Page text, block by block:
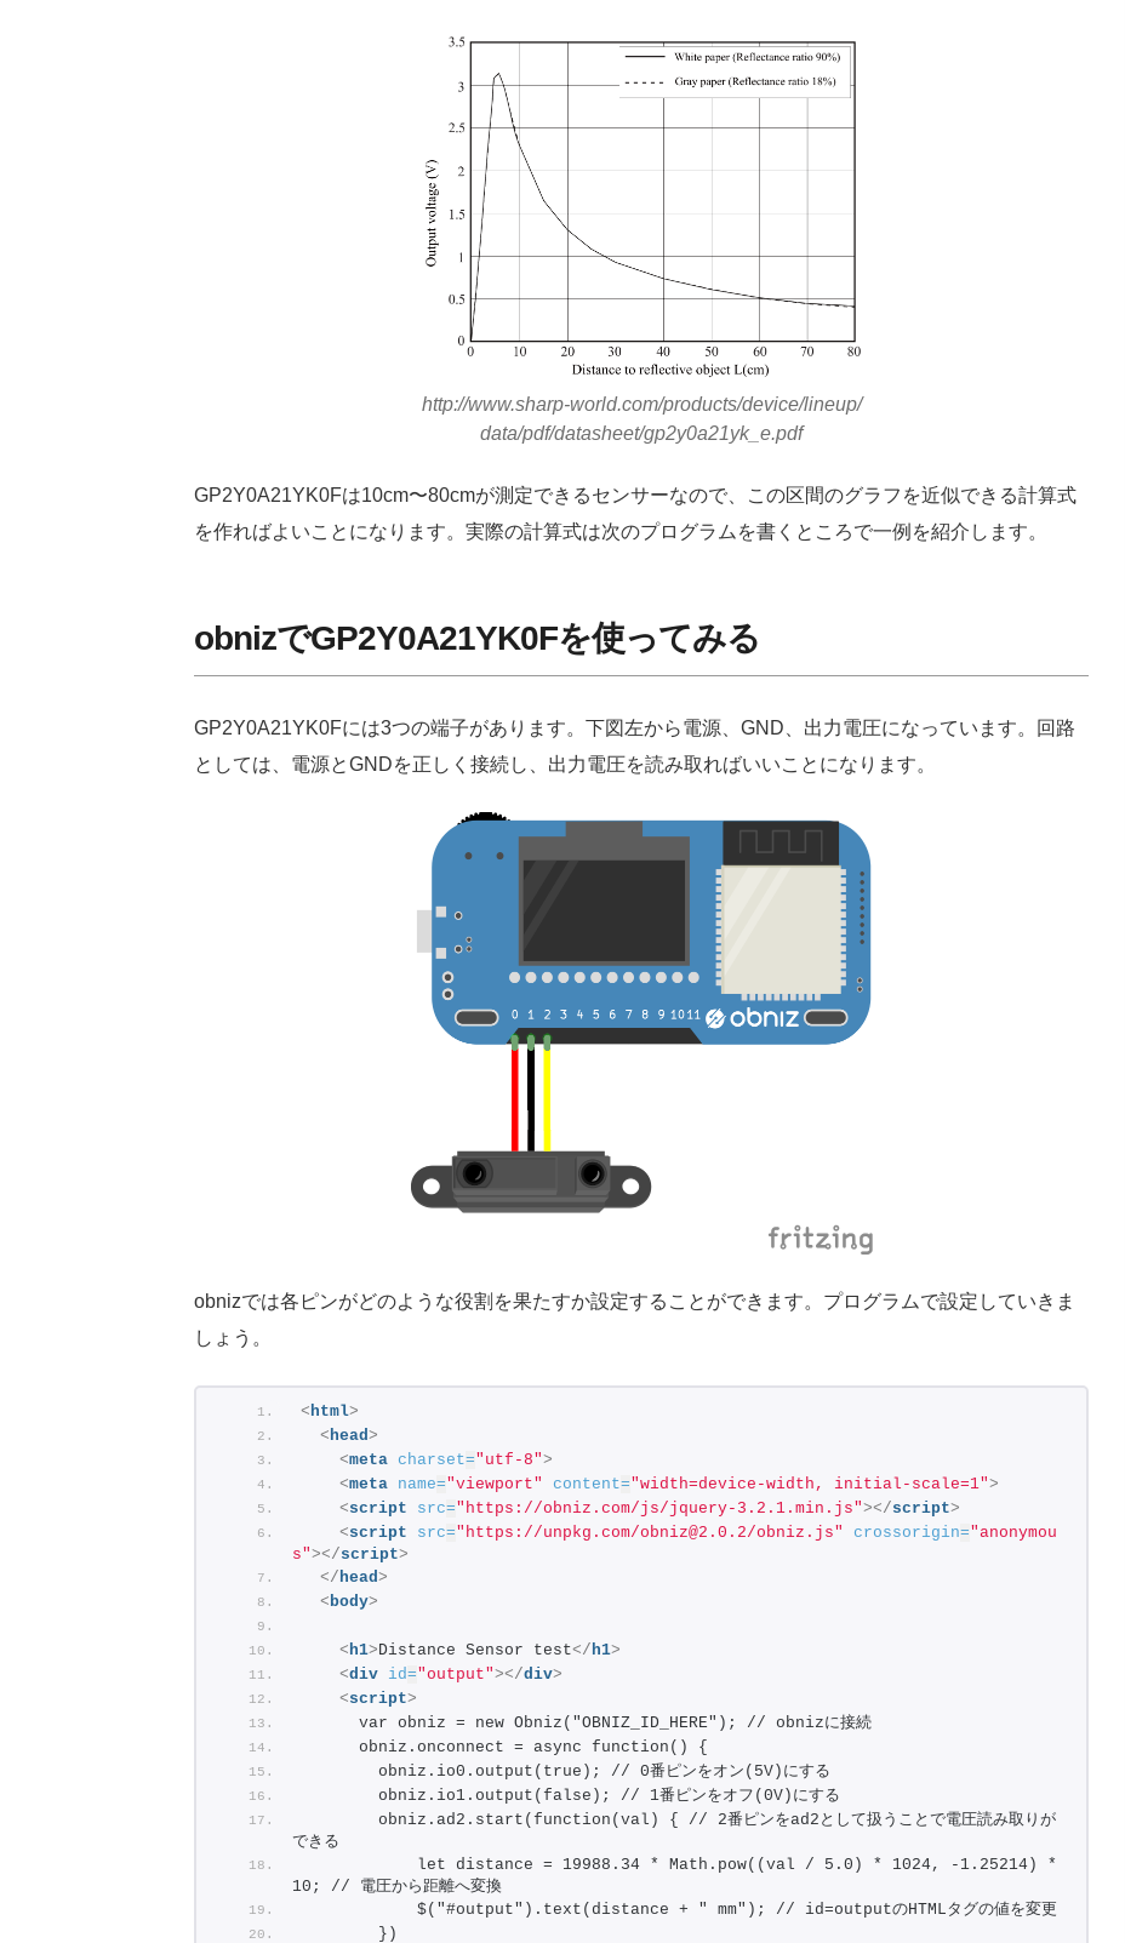
http://www.sharp-world.com/products/device/lineup/
data/pdf/datasheet/gp2y0a21yk_e.pdf
GP2Y0A21YK0Fは10cm〜80cmが測定できるセンサーなので、この区間のグラフを近似できる計算式
を作ればよいことになります。実際の計算式は次のプログラムを書くところで一例を紹介します。
obnizでGP2Y0A21YK0Fを使ってみる
GP2Y0A21YK0Fには3つの端子があります。下図左から電源、GND、出力電圧になっています。回路
としては、電源とGNDを正しく接続し、出力電圧を読み取ればいいことになります。
obnizでは各ピンがどのような役割を果たすか設定することができます。プログラムで設定していきま
しょう。
<html>
<head>
<meta charset="utf-8">
<meta name="viewport" content="width=device-width, initial-scale=1">
<script src="https://obniz.com/js/jquery-3.2.1.min.js"></script>
<script src="https://unpkg.com/obniz@2.0.2/obniz.js" crossorigin="anonymou
s"></script>
</head>
<body>
<h1>Distance Sensor test</h1>
<div id="output"></div>
<script>
      var obniz = new Obniz("OBNIZ_ID_HERE"); // obnizに接続
      obniz.onconnect = async function() {
        obniz.io0.output(true); // 0番ピンをオン(5V)にする
        obniz.io1.output(false); // 1番ピンをオフ(0V)にする
        obniz.ad2.start(function(val) { // 2番ピンをad2として扱うことで電圧読み取りが
できる
            let distance = 19988.34 * Math.pow((val / 5.0) * 1024, -1.25214) *
10; // 電圧から距離へ変換
            $("#output").text(distance + " mm"); // id=outputのHTMLタグの値を変更
        })